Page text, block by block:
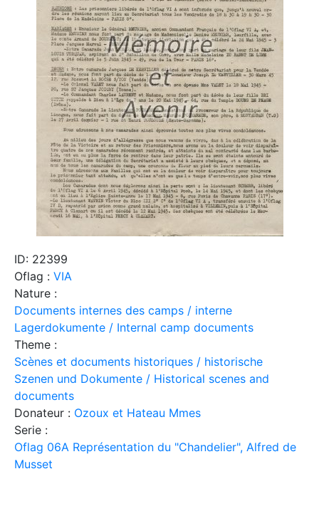
ID: 22399
Oflag : VIA
Nature :
Documents internes des camps / interne
Lagerdokumente / Internal camp documents
Theme :
Scènes et documents historiques / historische
Szenen und Dokumente / Historical scenes and
documents
Donateur : Ozoux et Hateau Mmes
Serie :
Oflag 06A Représentation du "Chandelier", Alfred de
Musset